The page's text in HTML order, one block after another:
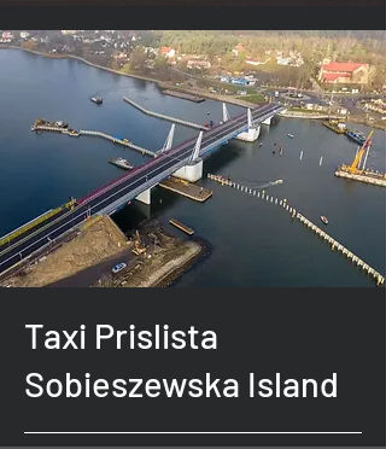
Taxi Prislista
Sobieszewska Island